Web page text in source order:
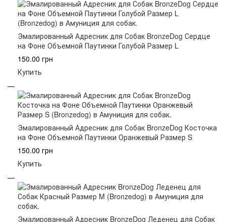
Эмалированный Адресник для Собак BronzeDog Сердце
на Фоне Объемной Паутинки Голубой Размер L
150.00 грн
Купить
Эмалированный Адресник для Собак BronzeDog Косточка
на Фоне Объемной Паутинки Оранжевый Размер S
150.00 грн
Купить
Эмалированный Адресник BronzeDog Леденец для Собак